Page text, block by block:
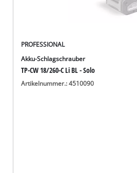
PROFESSIONAL
Akku-Schlagschrauber
TP-CW 18/260-C Li BL - Solo
Artikelnummer.: 4510090